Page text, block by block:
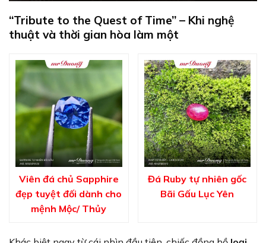
“Tribute to the Quest of Time” – Khi nghệ
thuật và thời gian hòa làm một
Viên đá chủ Sapphire
đẹp tuyệt đối dành cho
mệnh Mộc/ Thủy
Đá Ruby tự nhiên gốc
Bãi Gấu Lục Yên